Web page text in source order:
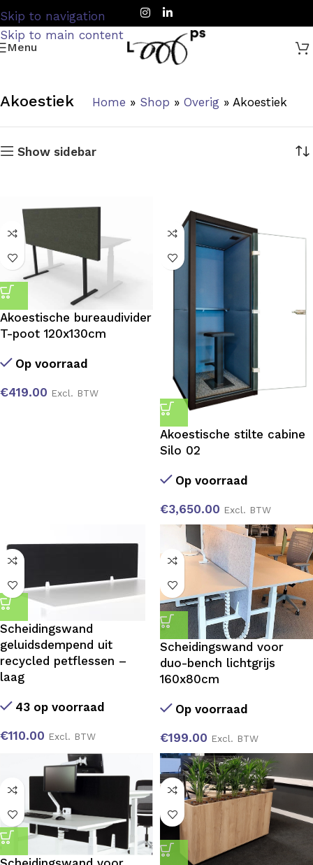
Skip to navigation
Skip to main content
Menu
Akoestiek Home » Shop » Overig » Akoestiek
Show sidebar
Akoestische bureaudivider
T-poot 120x130cm
Op voorraad
€419.00 Excl. BTW
Akoestische stilte cabine
Silo 02
Op voorraad
€3,650.00 Excl. BTW
Scheidingswand
geluidsdempend uit
recycled petflessen –
laag
43 op voorraad
€110.00 Excl. BTW
Scheidingswand voor
duo-bench lichtgrijs
160x80cm
Op voorraad
€199.00 Excl. BTW